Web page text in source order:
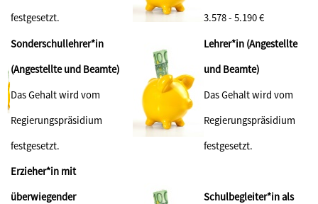
festgesetzt.
3.578 - 5.190 €
Sonderschullehrer*in
(Angestellte und Beamte)
Das Gehalt wird vom
Regierungspräsidium
festgesetzt.
Lehrer*in (Angestellte
und Beamte)
Das Gehalt wird vom
Regierungspräsidium
festgesetzt.
Erzieher*in mit
überwiegender
Schulbegleiter*in als